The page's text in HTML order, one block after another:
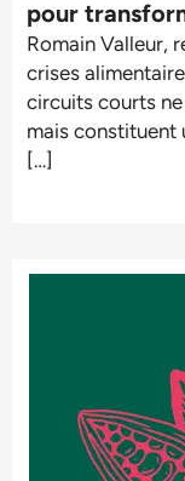
pour
Romain Valleur,
crises
circuits courts
mais constituent
[…]